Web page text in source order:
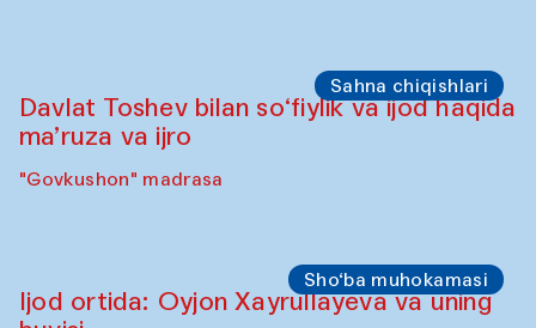
Sahna chiqishlari
Davlat Toshev bilan so‘fiylik va ijod haqida
ma’ruza va ijro
"Govkushon" madrasa
Sho‘ba muhokamasi
Ijod ortida: Oyjon Xayrullayeva va uning